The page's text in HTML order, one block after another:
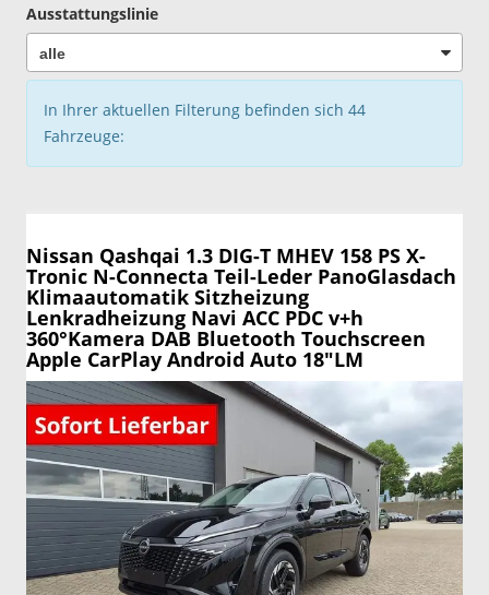
Ausstattungslinie
In Ihrer aktuellen Filterung befinden sich 44
Fahrzeuge:
Nissan Qashqai 1.3 DIG-T MHEV 158 PS X-
Tronic N-Connecta Teil-Leder PanoGlasdach
Klimaautomatik Sitzheizung
Lenkradheizung Navi ACC PDC v+h
360°Kamera DAB Bluetooth Touchscreen
Apple CarPlay Android Auto 18"LM